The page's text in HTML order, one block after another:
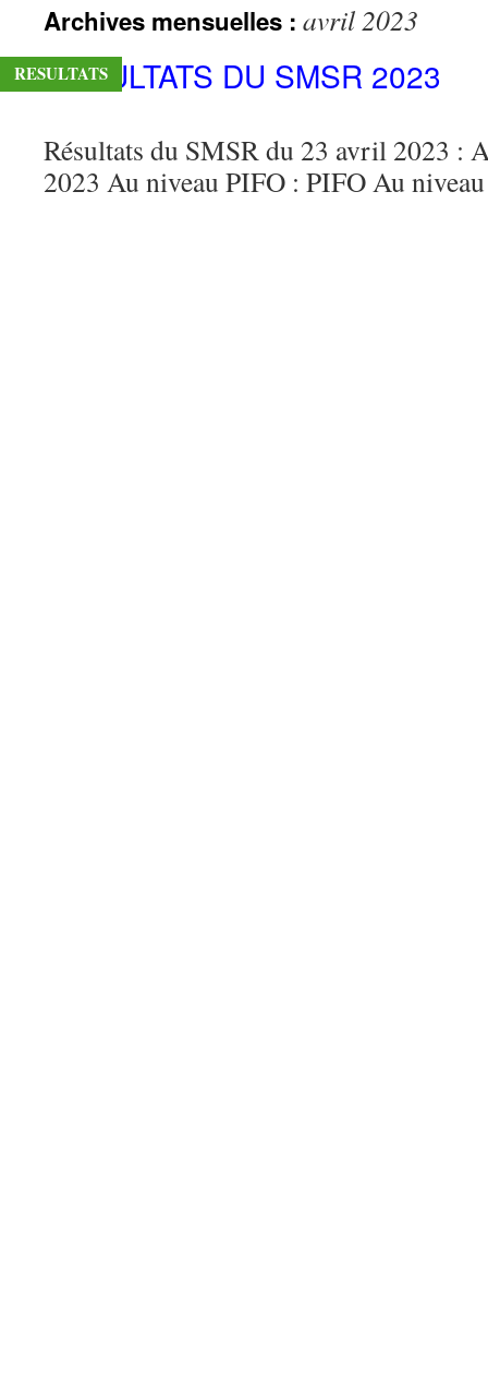
contenu
Archives mensuelles : avril 2023
RÉSULTATS DU SMSR 2023
Résultats du SMSR du 23 avril 2023 :
2023 Au niveau PIFO : PIFO Au
RESULTATS